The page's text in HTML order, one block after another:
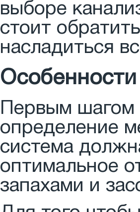
выборе
стоит
насладиться
Первым шагом
определение
система
оптимальное
запахами и